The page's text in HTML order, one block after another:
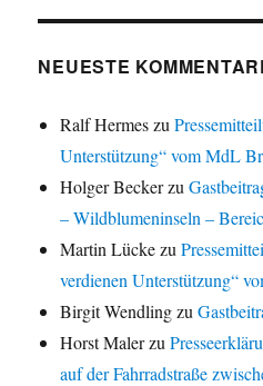
NEUESTE
Ralf Hermeszu
Unterstützung“ vom MdL
Holger Beckerzu
– Wildblumeninseln –
Martin Lückezu
verdienen Unterstützung“
Birgit Wendlingzu
Horst Malerzu
auf der Fahrradstraße